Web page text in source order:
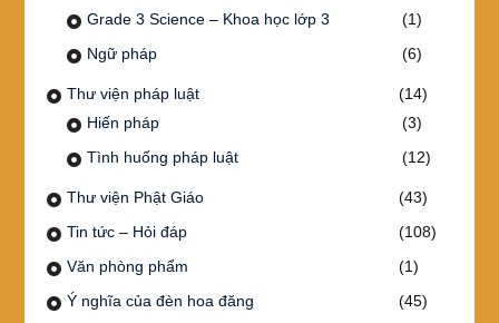
Grade 3 Science – Khoa học lớp 3
(1)
Ngữ pháp
(6)
Thư viện pháp luật
(14)
Hiến pháp
(3)
Tình huống pháp luật
(12)
Thư viện Phật Giáo
(43)
Tin tức – Hỏi đáp
(108)
Văn phòng phẩm
(1)
Ý nghĩa của đèn hoa đăng
(45)